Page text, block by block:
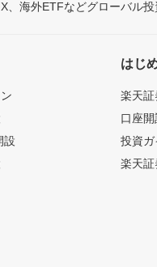
、海外ETFなどグローバル
設
はじ
楽天
口座
投資
楽天